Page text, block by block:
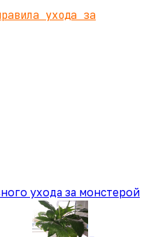
ухода за
ухода за монстерой